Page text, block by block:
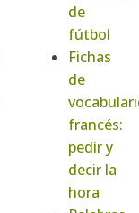
de
fútbol
Fichas
de
francés:
pedir y
decir la
hora